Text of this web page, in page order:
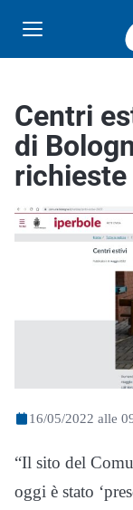
Centri
di
richieste
16/05/2022 alle
“Il sito del
oggi è stato